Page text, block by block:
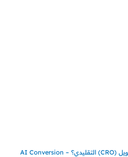
لماذا يفشل تحسين معدل التحويل (CRO) التقليدي؟ – AI Conversion